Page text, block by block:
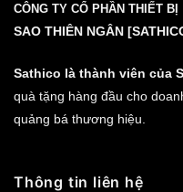
CÔNG TY CỔ PHẦN THIẾT BỊ
SAO THIÊN NGÂN
Sathico là thành viên của
quà tặng hàng đầu cho
quảng bá thương hiệu.
Thông tin liên hệ